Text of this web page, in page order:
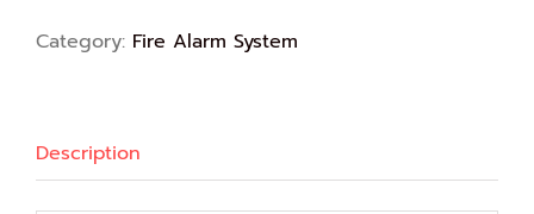
Category: Fire Alarm System
Description